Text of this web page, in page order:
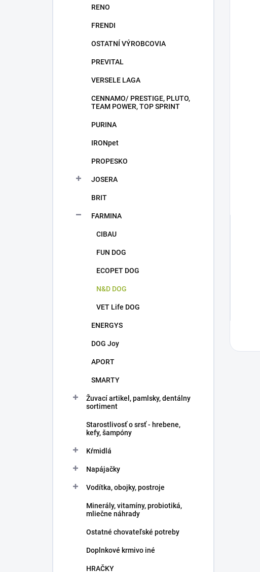
RENO
FRENDI
OSTATNÍ VÝROBCOVIA
PREVITAL
VERSELE LAGA
CENNAMO/ PRESTIGE, PLUTO,
TEAM POWER, TOP SPRINT
PURINA
IRONpet
PROPESKO
JOSERA
BRIT
FARMINA
CIBAU
FUN DOG
ECOPET DOG
N&D DOG
VET Life DOG
ENERGYS
DOG Joy
APORT
SMARTY
Žuvací artikel, pamlsky, dentálny
sortiment
Starostlivosť o srsť - hrebene,
kefy, šampóny
Kŕmidlá
Napájačky
Vodítka, obojky, postroje
Minerály, vitamíny, probiotiká,
mliečne náhrady
Ostatné chovateľské potreby
Doplnkové krmivo iné
HRAČKY